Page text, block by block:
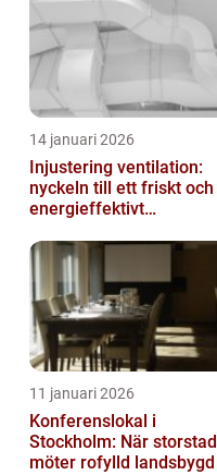
14 januari 2026
Injustering ventilation:
nyckeln till ett friskt och
energieffektivt
11 januari 2026
Konferenslokal i
Stockholm: När storstad
möter rofylld landsbygd